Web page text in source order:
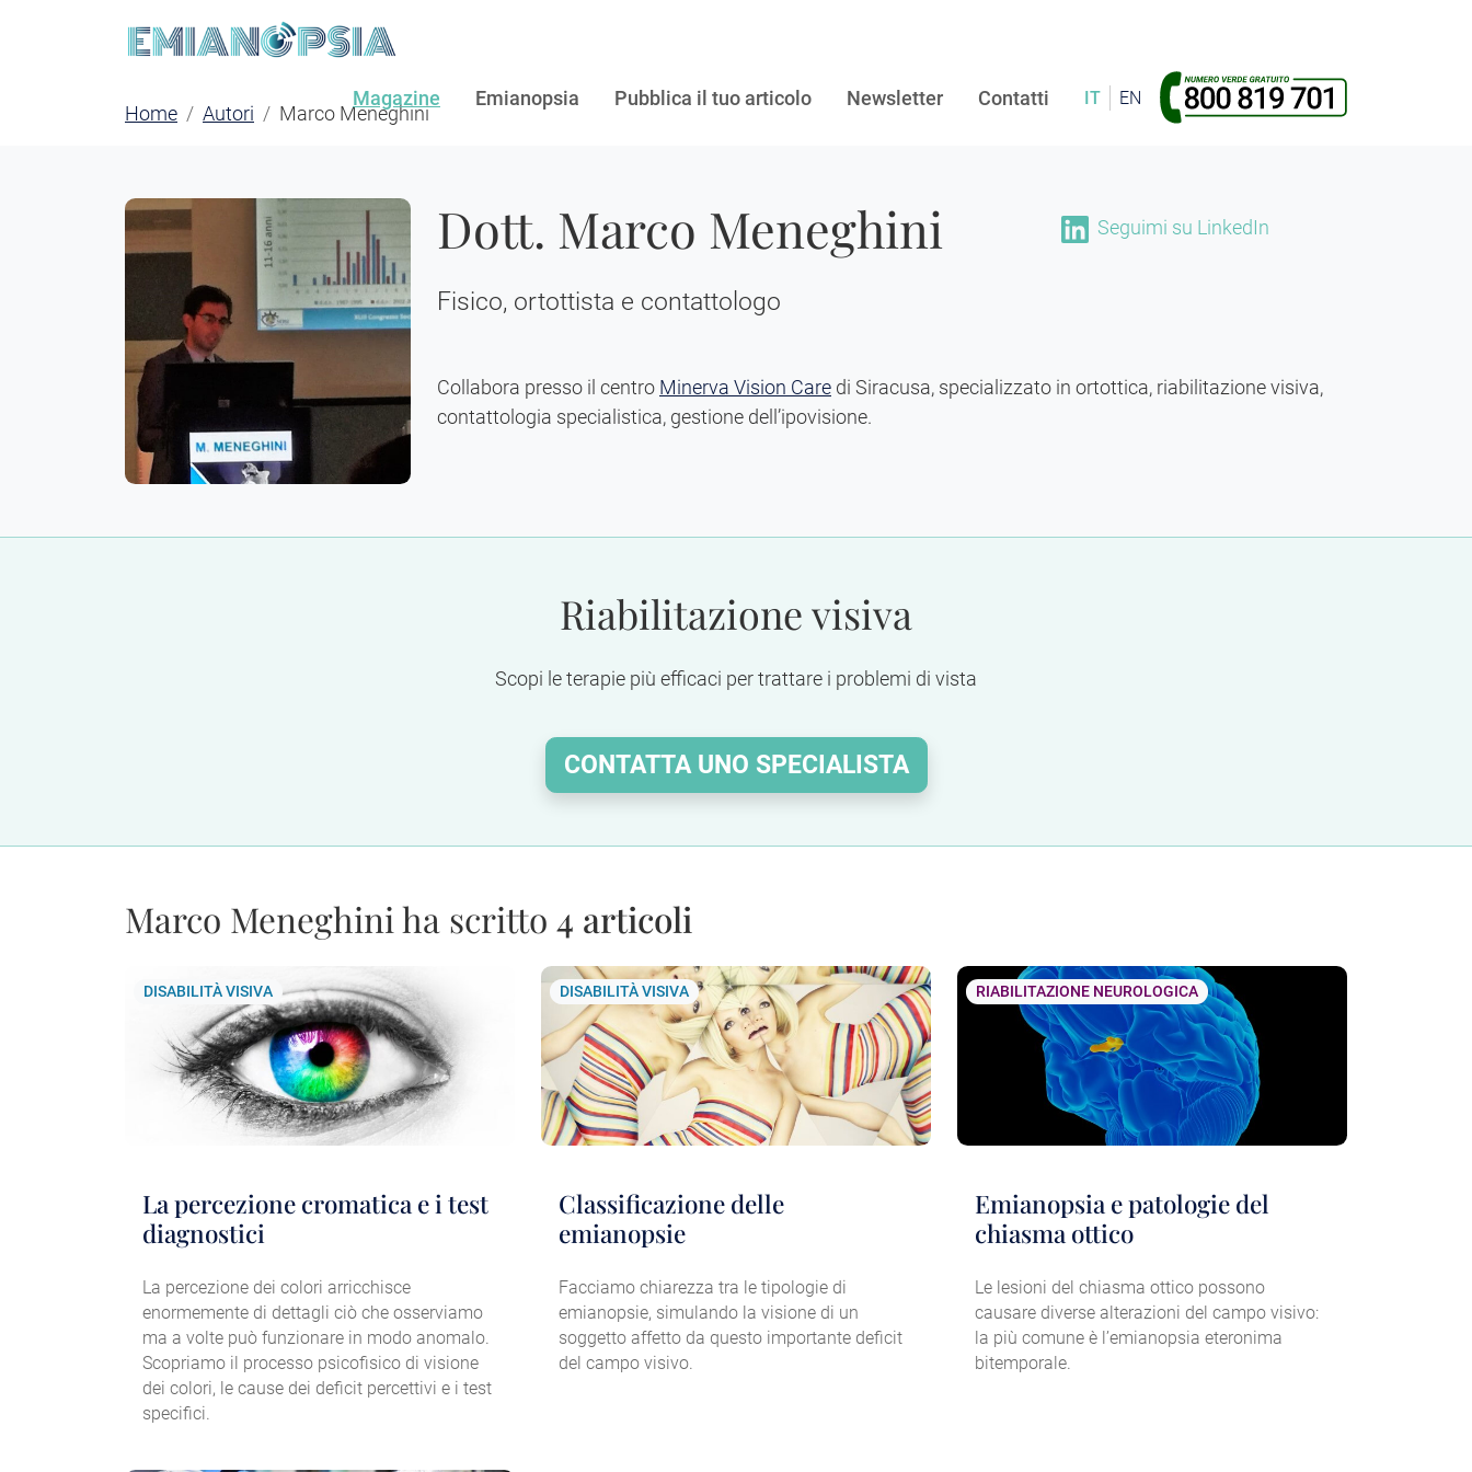
Magazine Emianopsia Pubblica il tuo articolo Newsletter Contatti IT EN
Home Autori Marco Meneghini
Dott. Marco Meneghini Seguimi su LinkedIn
Fisico, ortottista e contattologo
Collabora presso il centro Minerva Vision Care di Siracusa, specializzato in ortottica, riabilitazione visiva,
contattologia specialistica, gestione dell’ipovisione.
Riabilitazione visiva
Scopi le terapie più efficaci per trattare i problemi di vista
CONTATTA UNO SPECIALISTA
Marco Meneghini ha scritto 4 articoli
DISABILITÀ VISIVA
La percezione cromatica e i test
diagnostici
La percezione dei colori arricchisce
enormemente di dettagli ciò che osserviamo
ma a volte può funzionare in modo anomalo.
Scopriamo il processo psicofisico di visione
dei colori, le cause dei deficit percettivi e i test
specifici.
DISABILITÀ VISIVA
Classificazione delle
emianopsie
Facciamo chiarezza tra le tipologie di
emianopsie, simulando la visione di un
soggetto affetto da questo importante deficit
del campo visivo.
RIABILITAZIONE NEUROLOGICA
Emianopsia e patologie del
chiasma ottico
Le lesioni del chiasma ottico possono
causare diverse alterazioni del campo visivo:
la più comune è l’emianopsia eteronima
bitemporale.